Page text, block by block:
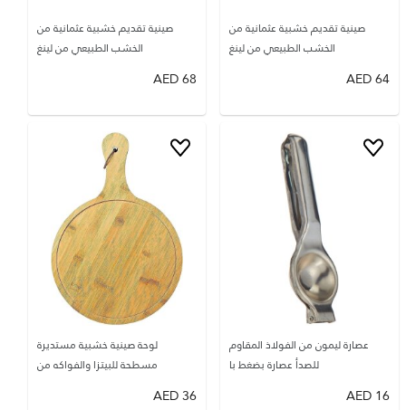
صينية تقديم خشبية عثمانية من
الخشب الطبيعي من لينغ
64
AED
صينية تقديم خشبية عثمانية من
الخشب الطبيعي من لينغ
68
AED
عصارة ليمون من الفولاذ المقاوم
للصدأ عصارة بضغط با
16
AED
لوحة صينية خشبية مستديرة
مسطحة للبيتزا والفواكه من
36
AED